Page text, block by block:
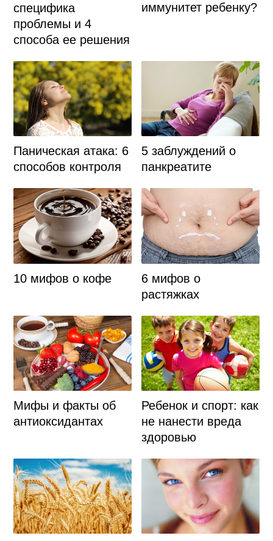
специфика
проблемы и 4
способа ее решения
иммунитет ребенку?
Паническая атака: 6
способов контроля
5 заблуждений о
панкреатите
10 мифов о кофе
6 мифов о
растяжках
Мифы и факты об
антиоксидантах
Ребенок и спорт: как
не нанести вреда
здоровью